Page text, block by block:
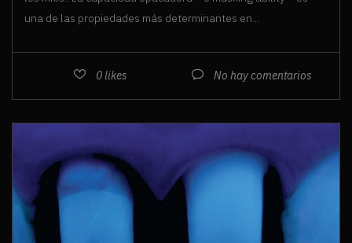
una de las propiedades más determinantes en...
0likes No hay comentarios